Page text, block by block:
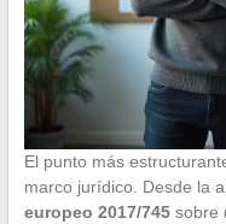
El punto más
marco jurídico. Desde la
europeo 2017/745sobre